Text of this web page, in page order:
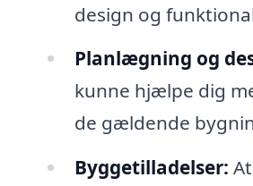
design og
Planlægning og
kunne hjælpe dig
de gældende
Byggetilladelser: